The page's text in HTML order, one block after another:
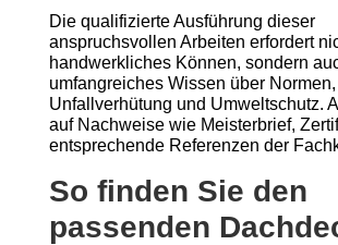
Die qualifizierte Ausführung dieser
anspruchsvollen Arbeiten erfordert
handwerkliches Können, sondern
umfangreiches Wissen über Normen,
Unfallverhütung und Umweltschutz.
auf Nachweise wie Meisterbrief,
entsprechende Referenzen der
So finden Sie den
passenden